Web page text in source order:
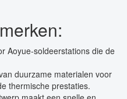
Aoyue-soldeerstations die de
duurzame materialen voor
thermische prestaties.